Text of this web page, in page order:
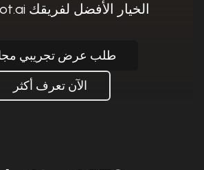
Teampilot.ai الخيار الأفضل لفريقك
طلب عرض تجريبي
الآن تعرف أكثر